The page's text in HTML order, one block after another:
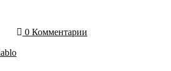
0 Комментарии